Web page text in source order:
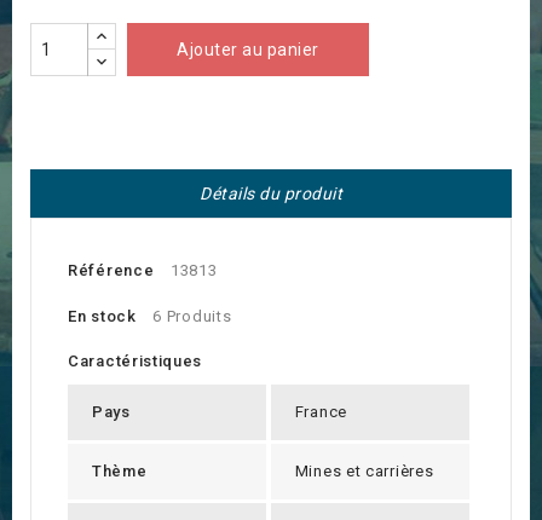
Ajouter au panier
Détails du produit
Référence 13813
En stock 6 Produits
Caractéristiques
Pays France
Thème Mines et carrières